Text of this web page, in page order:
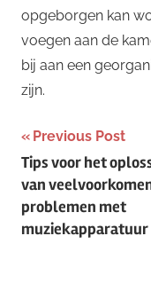
opgeborgen kan
voegen aan de
bij aan een
zijn.
Post
navigation
Previous Post
Tips voor het
van
problemen met
muziekapparatuur